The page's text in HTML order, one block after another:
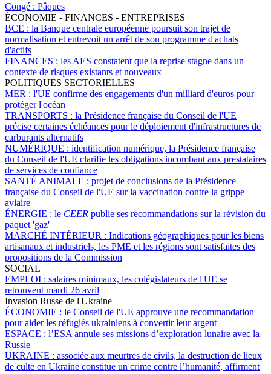
Congé : Pâques
ÉCONOMIE - FINANCES - ENTREPRISES
BCE : la Banque centrale européenne poursuit son trajet de
normalisation et entrevoit un arrêt de son programme d'achats
d'actifs
FINANCES : les AES constatent que la reprise stagne dans un
contexte de risques existants et nouveaux
POLITIQUES SECTORIELLES
MER : l'UE confirme des engagements d'un milliard d'euros pour
protéger l'océan
TRANSPORTS : la Présidence française du Conseil de l'UE
précise certaines échéances pour le déploiement d'infrastructures de
carburants alternatifs
NUMÉRIQUE : identification numérique, la Présidence française
du Conseil de l'UE clarifie les obligations incombant aux prestataires
de services de confiance
SANTÉ ANIMALE : projet de conclusions de la Présidence
française du Conseil de l'UE sur la vaccination contre la grippe
aviaire
ÉNERGIE : le CEER publie ses recommandations sur la révision du
paquet 'gaz'
MARCHÉ INTÉRIEUR : Indications géographiques pour les biens
artisanaux et industriels, les PME et les régions sont satisfaites des
propositions de la Commission
SOCIAL
EMPLOI : salaires minimaux, les colégislateurs de l'UE se
retrouvent mardi 26 avril
Invasion Russe de l'Ukraine
ÉCONOMIE : le Conseil de l'UE approuve une recommandation
pour aider les réfugiés ukrainiens à convertir leur argent
ESPACE : l’ESA annule ses missions d’exploration lunaire avec la
Russie
UKRAINE : associée aux meurtres de civils, la destruction de lieux
de culte en Ukraine constitue un crime contre l’humanité, affirment